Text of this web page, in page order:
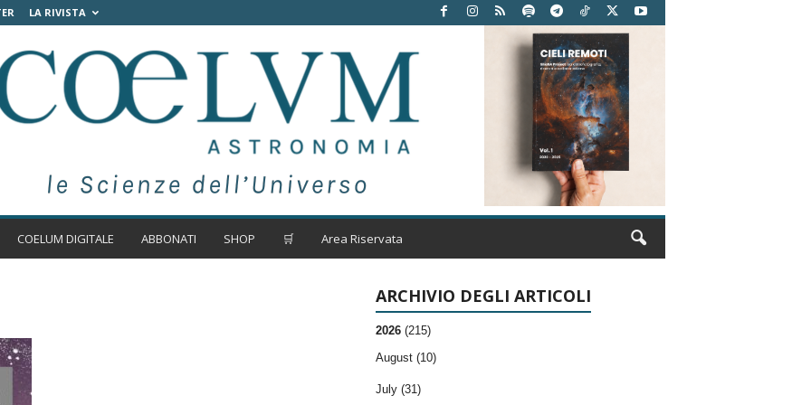
LA RIVISTA
COELUM DIGITALE ABBONATI SHOP 🛒 Area Riservata
ARCHIVIO DEGLI ARTICOLI
2026 (215)
August (10)
July (31)